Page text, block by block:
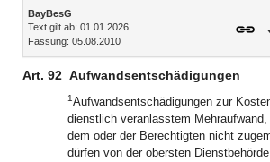
Inhalt
BayBesG
Text gilt ab: 01.01.2026
Fassung: 05.08.2010
Art. 92 Aufwandsentschädigungen
1Aufwandsentschädigungen zur
dienstlich veranlasstem
dem oder der Berechtigten nicht
dürfen von der obersten